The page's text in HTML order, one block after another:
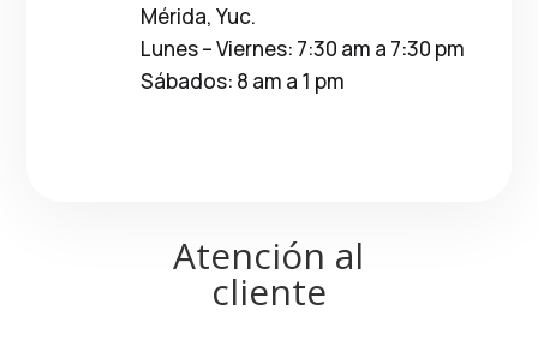
Mérida, Yuc.
Lunes – Viernes: 7:30 am a 7:30 pm
Sábados: 8 am a 1 pm
Atención al
cliente